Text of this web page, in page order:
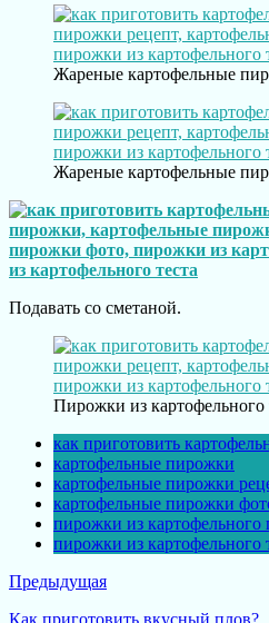
Жареные картофельные
Жареные картофельные
Подавать со сметаной.
Пирожки из картофельного
как приготовить
картофельные пирожки
картофельные пирожки
картофельные пирожки
пирожки из картофельного
пирожки из картофельного
Предыдущая
Как приготовить вкусный плов?